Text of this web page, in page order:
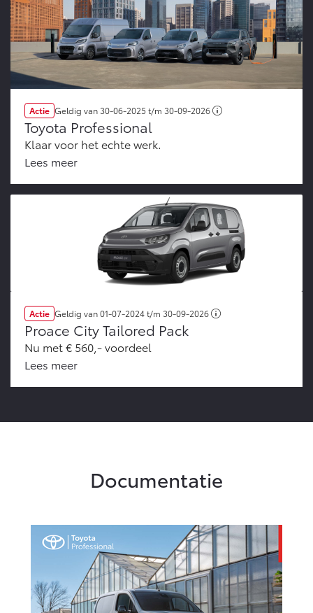
Actie Geldig van30-06-2025 t/m 30-09-2026
Toyota Professional
Klaar voor het echte werk.
Lees meer
Actie Geldig van01-07-2024t/m 30-09-2026
Proace City Tailored Pack
Nu met € 560,- voordeel
Lees meer
Documentatie